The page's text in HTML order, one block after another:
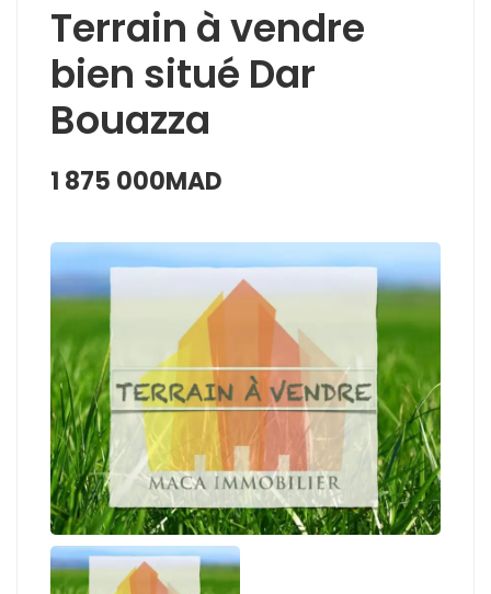
Terrain à vendre
bien situé Dar
Bouazza
1 875 000MAD